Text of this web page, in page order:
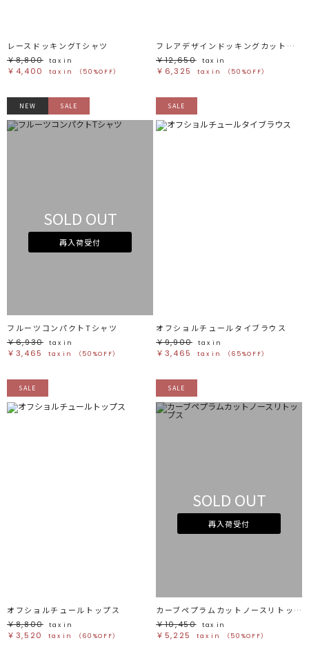
レースドッキングTシャツ
￥8,800
tax in
￥4,400 tax in （50%OFF）
フレアデザインドッキングカットトップス
￥12,650
tax in
￥6,325 tax in （50%OFF）
NEW SALE
SOLD OUT
再入荷受付
フルーツコンパクトTシャツ
￥6,930
tax in
￥3,465 tax in （50%OFF）
SALE
オフショルチュールタイブラウス
￥9,900
tax in
￥3,465 tax in （65%OFF）
SALE
オフショルチュールトップス
￥8,800
tax in
￥3,520 tax in （60%OFF）
SALE
SOLD OUT
再入荷受付
カーブペプラムカットノースリトップス
￥10,450
tax in
￥5,225 tax in （50%OFF）